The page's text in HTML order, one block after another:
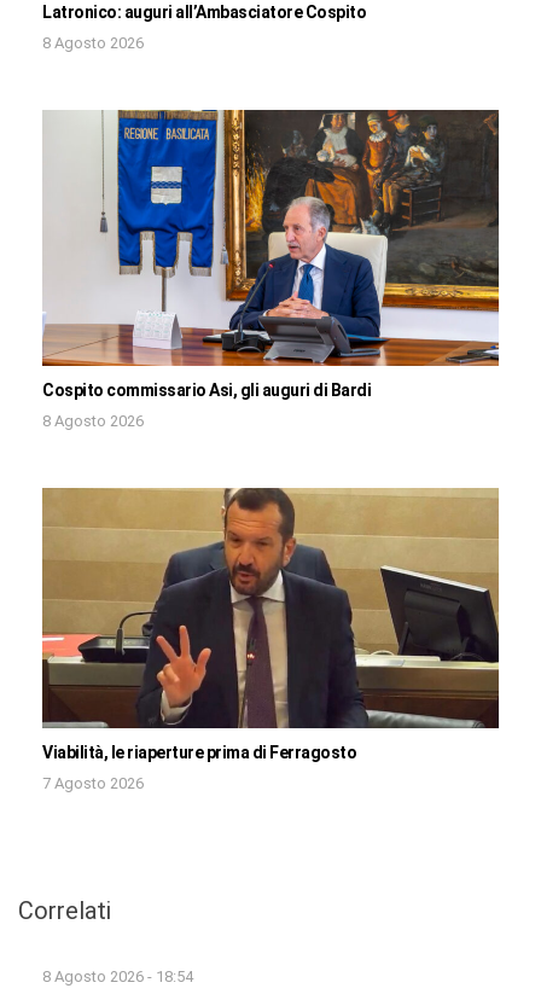
Latronico: auguri all’Ambasciatore Cospito
8 Agosto 2026
Cospito commissario Asi, gli auguri di Bardi
8 Agosto 2026
Viabilità, le riaperture prima di Ferragosto
7 Agosto 2026
Correlati
8 Agosto 2026 - 18:54